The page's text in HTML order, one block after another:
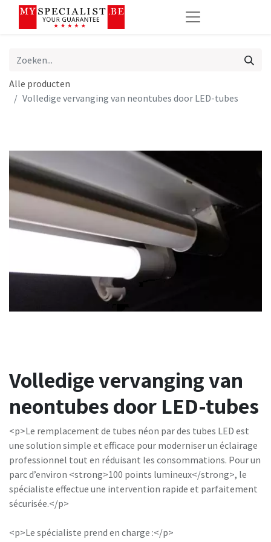
Alle producten
Volledige vervanging van neontubes door LED-tubes
Volledige vervanging van
neontubes door LED-tubes
<p>Le remplacement de tubes néon par des tubes LED est
une solution simple et efficace pour moderniser un éclairage
professionnel tout en réduisant les consommations. Pour un
parc d’environ <strong>100 points lumineux</strong>, le
spécialiste effectue une intervention rapide et parfaitement
sécurisée.</p>
<p>Le spécialiste prend en charge :</p>